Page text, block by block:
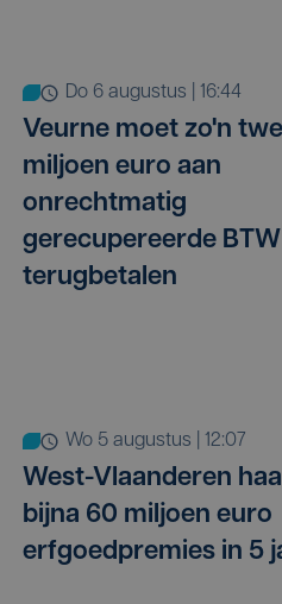
do 6 augustus | 16:44
Veurne moet zo'n
miljoen euro aan
onrechtmatig
gerecupereerde BTW
terugbetalen
wo 5 augustus | 12:07
West-Vlaanderen
bijna 60 miljoen euro
erfgoedpremies in 5